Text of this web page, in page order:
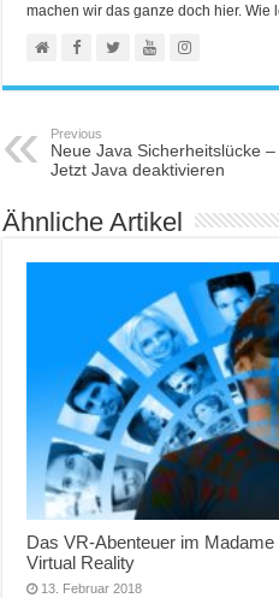
machen wir das ganze doch hier. Wie
Previous
Neue Java Sicherheitslücke –
Jetzt Java deaktivieren
Ähnliche Artikel
Das VR-Abenteuer im
Virtual Reality
13. Februar 2018